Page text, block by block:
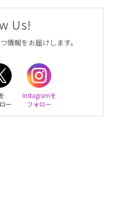
Us!
情報をお届けします。
ー
Instagramを
フォロー